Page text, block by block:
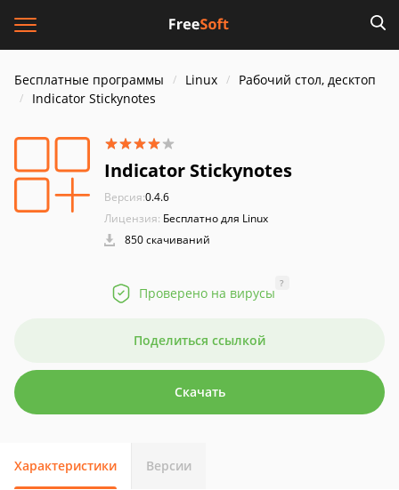
Бесплатные программы Linux
Рабочий стол, десктоп
Indicator Stickynotes
Indicator Stickynotes
Версия:0.4.6
Лицензия: Бесплатно для Linux
850 скачиваний
Проверено на вирусы
?
Поделиться ссылкой
Скачать
Характеристики Версии